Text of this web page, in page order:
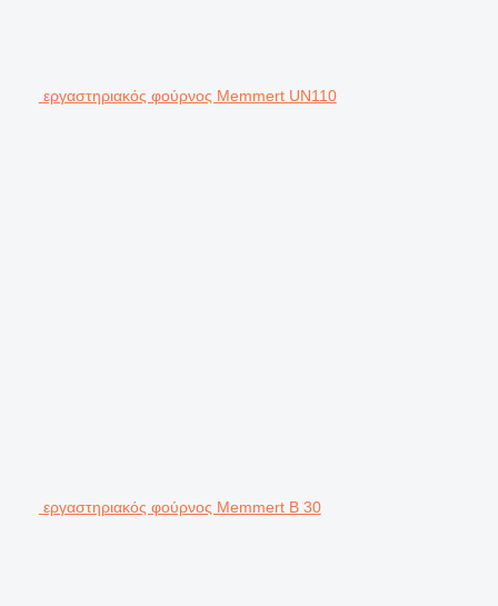
εργαστηριακός φούρνος Memmert UN110
εργαστηριακός φούρνος Memmert B 30